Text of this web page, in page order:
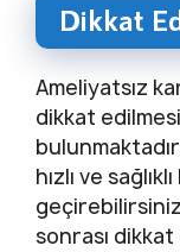
Dikkat
Ameliyatsız
dikkat
hızlı ve
sonrası